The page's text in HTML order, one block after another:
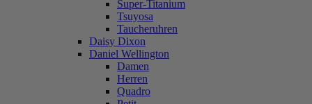
Super-Titanium
Tsuyosa
Taucheruhren
Daisy Dixon
Daniel Wellington
Damen
Herren
Quadro